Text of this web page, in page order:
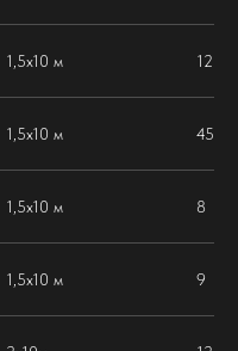
1,5х10 м 12
1,5х10 м 45
1,5х10 м 8
1,5х10 м 9